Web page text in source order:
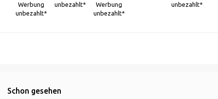
Werbung
unbezahlt*
unbezahlt*
Werbung
unbezahlt*
unbezahlt*
Schon gesehen